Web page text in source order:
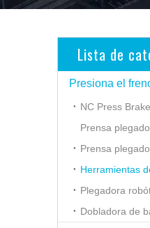
Lista de
Presiona el
NC Press Brake
Prensa
Prensa
Herramientas
Plegadora
Dobladora de